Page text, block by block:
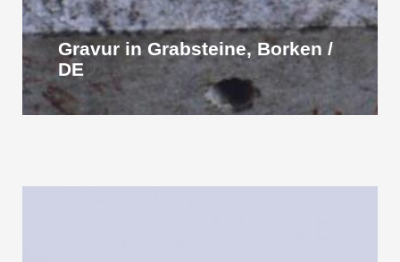
Gravur in Grabsteine, Borken /
DE